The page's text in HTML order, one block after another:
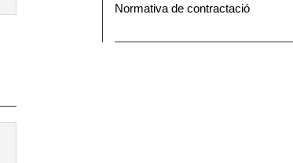
Normativa de contractació